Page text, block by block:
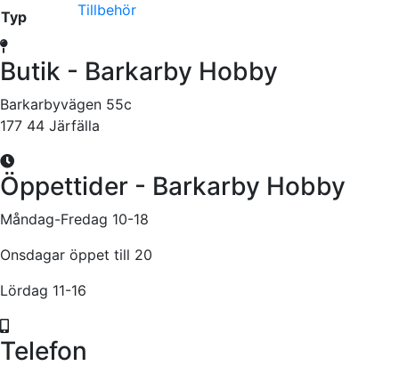
Typ Tillbehör
Butik - Barkarby Hobby
Barkarbyvägen 55c
177 44 Järfälla
Öppettider - Barkarby Hobby
Måndag-Fredag 10-18
Onsdagar öppet till 20
Lördag 11-16
Telefon